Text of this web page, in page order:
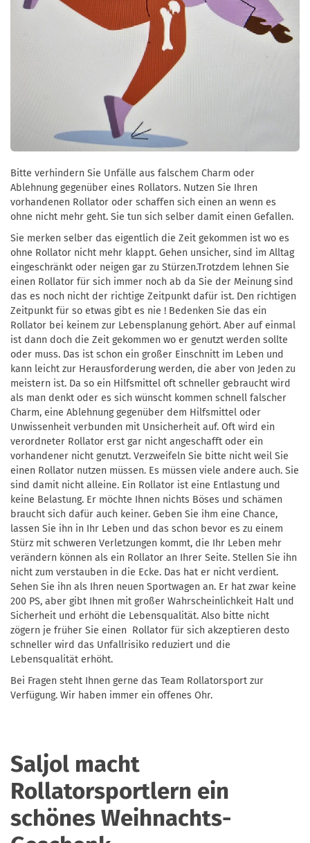
Bitte verhindern Sie Unfälle aus falschem Charm oder
Ablehnung gegenüber eines Rollators. Nutzen Sie Ihren
vorhandenen Rollator oder schaffen sich einen an wenn es
ohne nicht mehr geht. Sie tun sich selber damit einen Gefallen.
Sie merken selber das eigentlich die Zeit gekommen ist wo es
ohne Rollator nicht mehr klappt. Gehen unsicher, sind im Alltag
eingeschränkt oder neigen gar zu Stürzen.Trotzdem lehnen Sie
einen Rollator für sich immer noch ab da Sie der Meinung sind
das es noch nicht der richtige Zeitpunkt dafür ist. Den richtigen
Zeitpunkt für so etwas gibt es nie ! Bedenken Sie das ein
Rollator bei keinem zur Lebensplanung gehört. Aber auf einmal
ist dann doch die Zeit gekommen wo er genutzt werden sollte
oder muss. Das ist schon ein großer Einschnitt im Leben und
kann leicht zur Herausforderung werden, die aber von Jeden zu
meistern ist. Da so ein Hilfsmittel oft schneller gebraucht wird
als man denkt oder es sich wünscht kommen schnell falscher
Charm, eine Ablehnung gegenüber dem Hilfsmittel oder
Unwissenheit verbunden mit Unsicherheit auf. Oft wird ein
verordneter Rollator erst gar nicht angeschafft oder ein
vorhandener nicht genutzt. Verzweifeln Sie bitte nicht weil Sie
einen Rollator nutzen müssen. Es müssen viele andere auch. Sie
sind damit nicht alleine. Ein Rollator ist eine Entlastung und
keine Belastung. Er möchte Ihnen nichts Böses und schämen
braucht sich dafür auch keiner. Geben Sie ihm eine Chance,
lassen Sie ihn in Ihr Leben und das schon bevor es zu einem
Stürz mit schweren Verletzungen kommt, die Ihr Leben mehr
verändern können als ein Rollator an Ihrer Seite. Stellen Sie ihn
nicht zum verstauben in die Ecke. Das hat er nicht verdient.
Sehen Sie ihn als Ihren neuen Sportwagen an. Er hat zwar keine
200 PS, aber gibt Ihnen mit großer Wahrscheinlichkeit Halt und
Sicherheit und erhöht die Lebensqualität. Also bitte nicht
zögern je früher Sie einen Rollator für sich akzeptieren desto
schneller wird das Unfallrisiko reduziert und die
Lebensqualität erhöht.
Bei Fragen steht Ihnen gerne das Team Rollatorsport zur
Verfügung. Wir haben immer ein offenes Ohr.
Saljol macht
Rollatorsportlern ein
schönes Weihnachts-